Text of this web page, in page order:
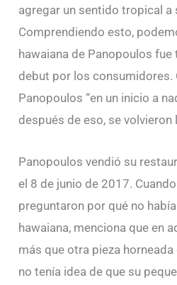
agregar un sentido tropical a
Comprendiendo esto,
hawaiana de Panopoulos
debut por los consumidores.
Panopoulos “en un inicio a
después de eso, se volvieron
Panopoulos vendió su
el 8 de junio de 2017.
preguntaron por qué no
hawaiana, menciona que en
más que otra pieza
no tenía idea de que su